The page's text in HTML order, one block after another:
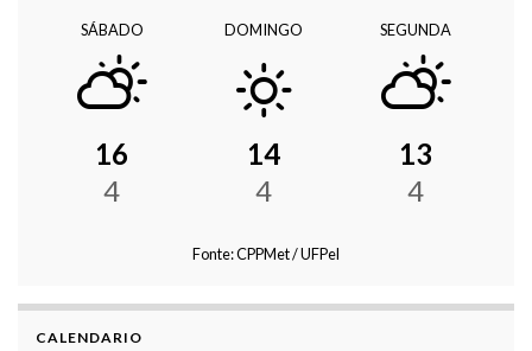
SÁBADO
16
4
DOMINGO
14
4
SEGUNDA
13
4
Fonte: CPPMet / UFPel
CALENDARIO